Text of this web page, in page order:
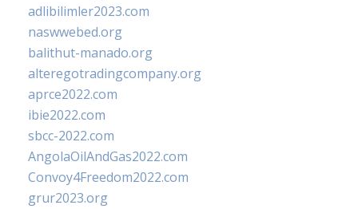
adlibilimler2023.com
naswwebed.org
balithut-manado.org
alteregotradingcompany.org
aprce2022.com
ibie2022.com
sbcc-2022.com
AngolaOilAndGas2022.com
Convoy4Freedom2022.com
grur2023.org